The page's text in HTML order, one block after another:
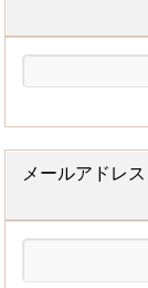
メールアドレス